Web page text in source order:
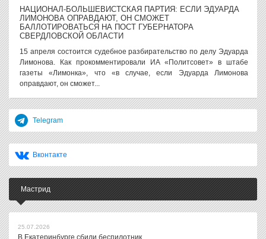
НАЦИОНАЛ-БОЛЬШЕВИСТСКАЯ ПАРТИЯ: ЕСЛИ ЭДУАРДА
ЛИМОНОВА ОПРАВДАЮТ, ОН СМОЖЕТ
БАЛЛОТИРОВАТЬСЯ НА ПОСТ ГУБЕРНАТОРА
СВЕРДЛОВСКОЙ ОБЛАСТИ
15 апреля состоится судебное разбирательство по делу Эдуарда
Лимонова. Как прокомментировали ИА «Политсовет» в штабе
газеты «Лимонка», что «в случае, если Эдуарда Лимонова
оправдают, он сможет...
Telegram
Вконтакте
Мастрид
25.07.2026
В Екатеринбурге сбили беспилотник